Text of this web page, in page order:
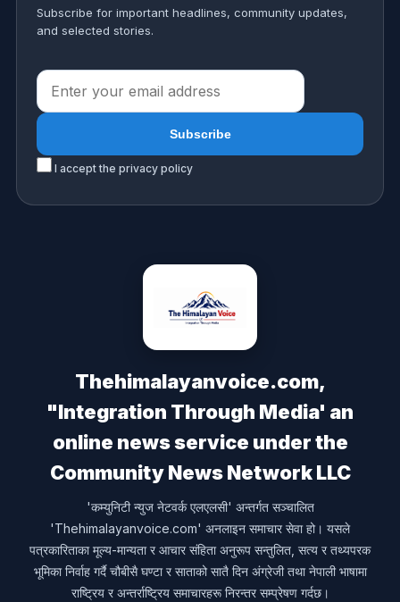
Subscribe for important headlines, community updates,
and selected stories.
I accept the privacy policy
Thehimalayanvoice.com,
"Integration Through Media' an
online news service under the
Community News Network LLC
'कम्युनिटी न्युज नेटवर्क एलएलसी' अन्तर्गत सञ्चालित
'Thehimalayanvoice.com' अनलाइन समाचार सेवा हो। यसले
पत्रकारिताका मूल्य-मान्यता र आचार संहिता अनुरूप सन्तुलित, सत्य र तथ्यपरक
भूमिका निर्वाह गर्दै चौबीसै घण्टा र साताको सातै दिन अंग्रेजी तथा नेपाली भाषामा
राष्ट्रिय र अन्तर्राष्ट्रिय समाचारहरू निरन्तर सम्प्रेषण गर्दछ।